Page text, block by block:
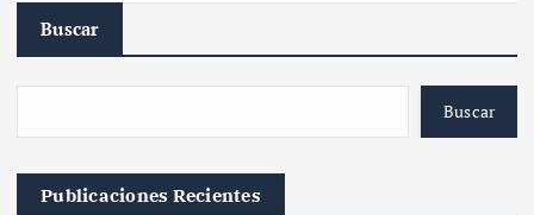
Buscar
Buscar
Publicaciones Recientes